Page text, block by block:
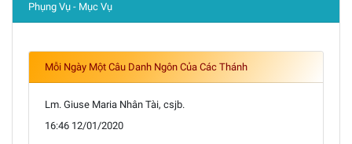
Phụng Vụ - Mục Vụ
Mỗi Ngày Một Câu Danh Ngôn Của Các Thánh
Lm. Giuse Maria Nhân Tài, csjb.
16:46 12/01/2020